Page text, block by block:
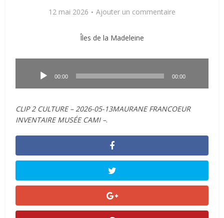
12 mai 2026 Ajouter un commentaire
Îles de la Madeleine
00:00 00:00
CLIP 2 CULTURE – 2026-05-13MAURANE FRANCOEUR
INVENTAIRE MUSÉE CAMI –.